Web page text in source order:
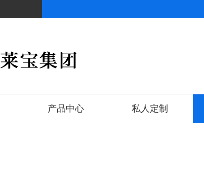
产品中心 私人定制